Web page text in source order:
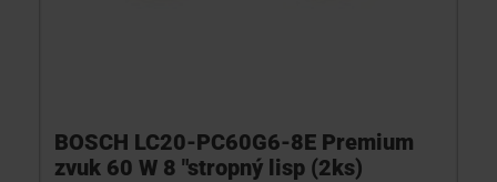
BOSCH LC20-PC60G6-8E Premium
zvuk 60 W 8 "stropný lisp (2ks)